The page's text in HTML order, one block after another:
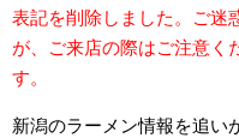
表記を削除しました。ご迷
が、ご来店の際はご注意く
す。
新潟のラーメン情報を追い